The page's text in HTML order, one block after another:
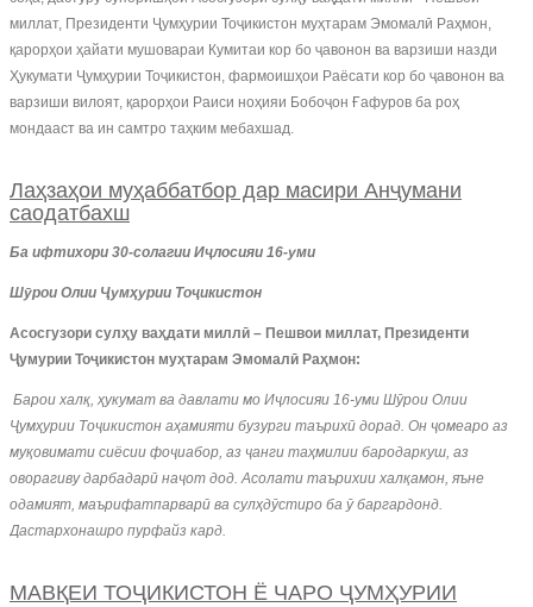
миллат, Президенти Ҷумҳурии Тоҷикистон муҳтарам Эмомалӣ Раҳмон,
қарорҳои ҳайати мушовараи Кумитаи кор бо ҷавонон ва варзиши назди
Ҳукумати Ҷумҳурии Тоҷикистон, фармоишҳои Раёсати кор бо ҷавонон ва
варзиши вилоят, қарорҳои Раиси ноҳияи Бобоҷон Ғафуров ба роҳ
мондааст ва ин самтро таҳким мебахшад.
Лаҳзаҳои муҳаббатбор дар масири Анҷумани
саодатбахш
Ба ифтихори 30-солагии Иҷлосияи 16-уми
Шӯрои Олии Ҷумҳурии Тоҷикистон
Асосгузори сулҳу ваҳдати миллӣ – Пешвои миллат, Президенти
Ҷумурии Тоҷикистон муҳтарам Эмомалӣ Раҳмон:
Барои халқ, ҳукумат ва давлати мо Иҷлосияи 16-уми Шӯрои Олии
Ҷумҳурии Тоҷикистон аҳамияти бузурги таърихӣ дорад. Он ҷомеаро аз
муқовимати сиёсии фоҷиабор, аз ҷанги таҳмилии бародаркуш, аз
оворагиву дарбадарӣ наҷот дод.Асолати таърихии халқамон, яъне
одамият, маърифатпарварӣ ва сулҳдӯстиро ба ӯ баргардонд.
Дастархонашро пурфайз кард.
МАВҚЕИ ТОҶИКИСТОН Ё ЧАРО ҶУМҲУРИИ